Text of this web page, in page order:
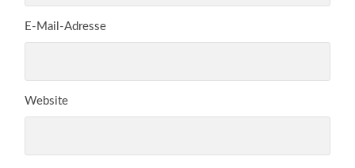
E-Mail-Adresse
Website